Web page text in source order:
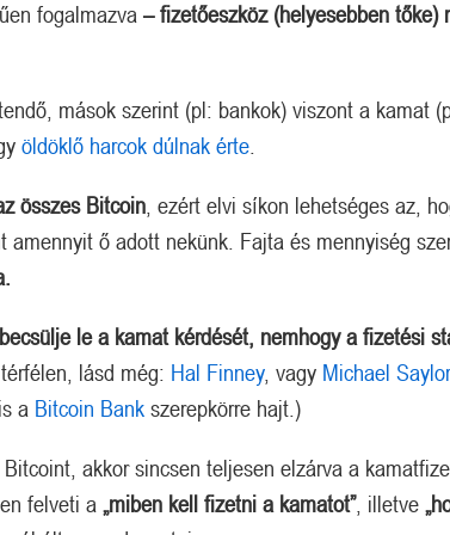
fogalmazva – fizetőeszköz (helyesebben tőke)
mások szerint (pl: bankok) viszont a kamat
öldöklő harcok dúlnak érte
összes Bitcoin , ezért elvi síkon lehetséges az,
ő adott nekünk. Fajta és mennyiség
le a kamat kérdését, nemhogy a fizetési
lásd még: Hal Finney, vagy Michael Saylor
a Bitcoin Bank szerepkörre hajt.)
akkor sincsen teljesen elzárva a
felveti a „miben kell fizetni a kamatot”, illetve